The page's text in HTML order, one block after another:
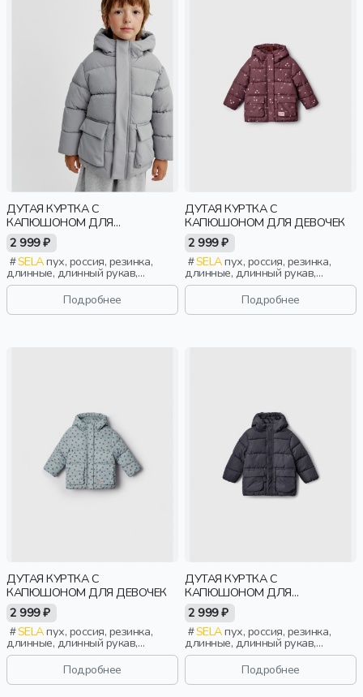
ДУТАЯ КУРТКА С
КАПЮШОНОМ ДЛЯ
МАЛЬЧИКОВ
2 999 ₽
SELAпух, россия, резинка,
длинные, длинный рукав,
капюшон, застежка, стеганые,
клапан, манжета, свободные,
непромокаемые, воротник,
воротник-стойка, вафельные,
Подробнее
ДУТАЯ КУРТКА С
КАПЮШОНОМ ДЛЯ ДЕВОЧЕК
2 999 ₽
SELAпух, россия, резинка,
длинные, длинный рукав,
капюшон, застежка, стеганые,
кнопки, клапан, манжета,
свободные, принт,
непромокаемые, воротник,
Подробнее
ДУТАЯ КУРТКА С
КАПЮШОНОМ ДЛЯ ДЕВОЧЕК
2 999 ₽
SELAпух, россия, резинка,
длинные, длинный рукав,
капюшон, застежка, стеганые,
кнопки, клапан, манжета,
свободные, принт,
непромокаемые, воротник,
Подробнее
ДУТАЯ КУРТКА С
КАПЮШОНОМ ДЛЯ
МАЛЬЧИКОВ
2 999 ₽
SELAпух, россия, резинка,
длинные, длинный рукав,
капюшон, застежка, стеганые,
клапан, манжета, свободные,
непромокаемые, воротник,
воротник-стойка, вафельные,
Подробнее